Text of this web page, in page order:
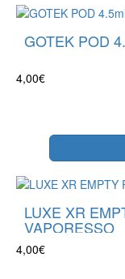
GOTEK POD
4,00€
LUXE XR
VAPORESSO
4,00€